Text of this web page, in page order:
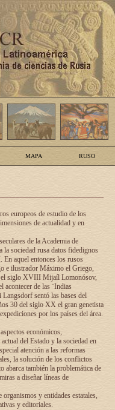
MAPA RUSO
europeos de estudio de los
de actualidad y en
de la Academia de
la sociedad rusa datos fidedignos
aquel entonces los rusos
e ilustrador Máximo el Griego,
el siglo XVIII Mijaíl Lomonósov,
acontecer de las ¨Indias
sentó las bases del
30 del siglo XX el gran genetista
por los países del área.
económicos,
del Estado y la sociedad en
atención a las reformas
la solución de los conflictos
abarca también la problemática de
a diseñar líneas de
y entidades estatales,
y editoriales.